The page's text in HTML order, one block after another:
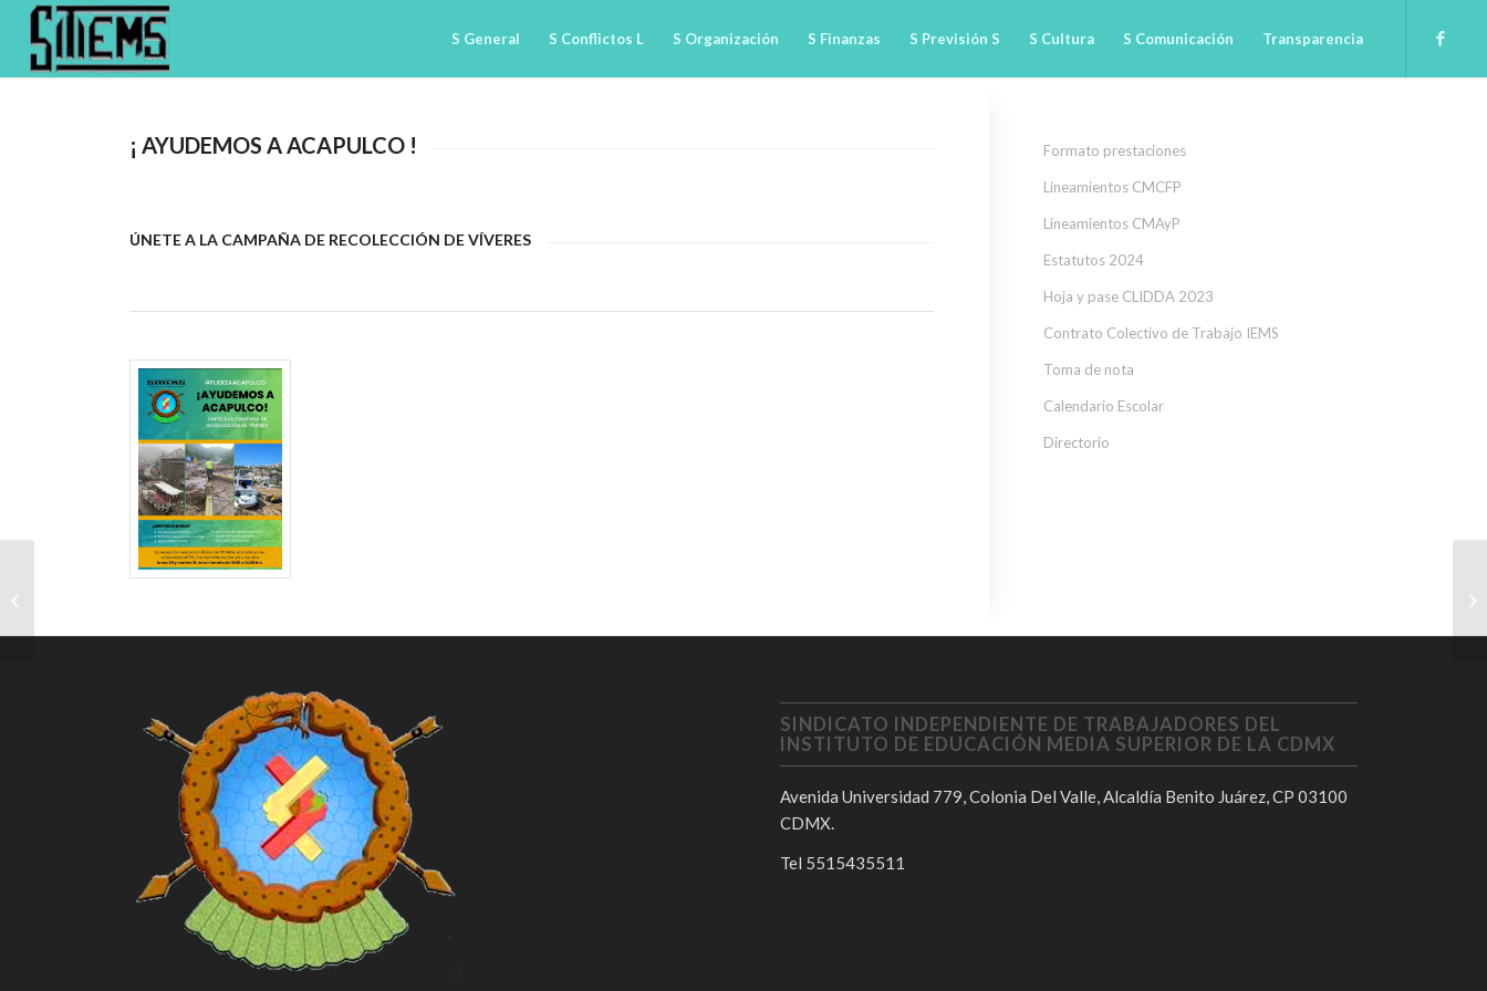
S General S Conflictos L S Organización S Finanzas S Previsión S S Cultura S Comunicación Transparencia
¡ AYUDEMOS A ACAPULCO !
ÚNETE A LA CAMPAÑA DE RECOLECCIÓN DE VÍVERES
Formato prestaciones
Lineamientos CMCFP
Lineamientos CMAyP
Estatutos 2024
Hoja y pase CLIDDA 2023
Contrato Colectivo de Trabajo IEMS
Toma de nota
Calendario Escolar
Directorio
SINDICATO INDEPENDIENTE DE TRABAJADORES DEL
INSTITUTO DE EDUCACIÓN MEDIA SUPERIOR DE LA CDMX
Avenida Universidad 779, Colonia Del Valle, Alcaldía Benito Juárez, CP 03100
CDMX.
Tel 5515435511